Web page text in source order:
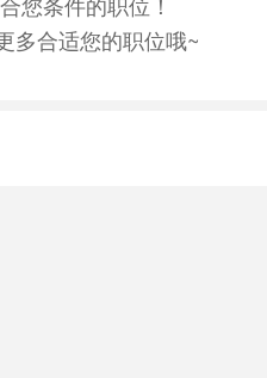
多合适您的职位哦~